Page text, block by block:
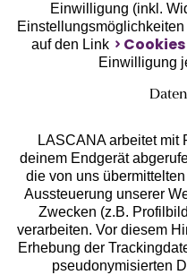
Services
Beratung
Einwilligung (inkl.
Einstellungsmöglichkeiten
auf den Link
Einwilligung
LASCANA arbeitet mit
deinem Endgerät
die von uns
Aussteuerung unserer
Zwecken (z.B.
verarbeiten. Vor diesem
Erhebung der
pseudonymisierten